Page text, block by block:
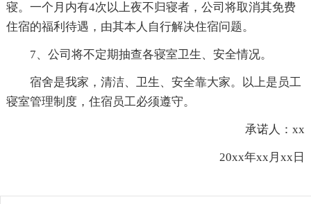
寝。一个月内有4次以上夜不归寝者，公司将取消其免费
住宿的福利待遇，由其本人自行解决住宿问题。
7、公司将不定期抽查各寝室卫生、安全情况。
宿舍是我家，清洁、卫生、安全靠大家。以上是员工
寝室管理制度，住宿员工必须遵守。
承诺人：xx
20xx年xx月xx日